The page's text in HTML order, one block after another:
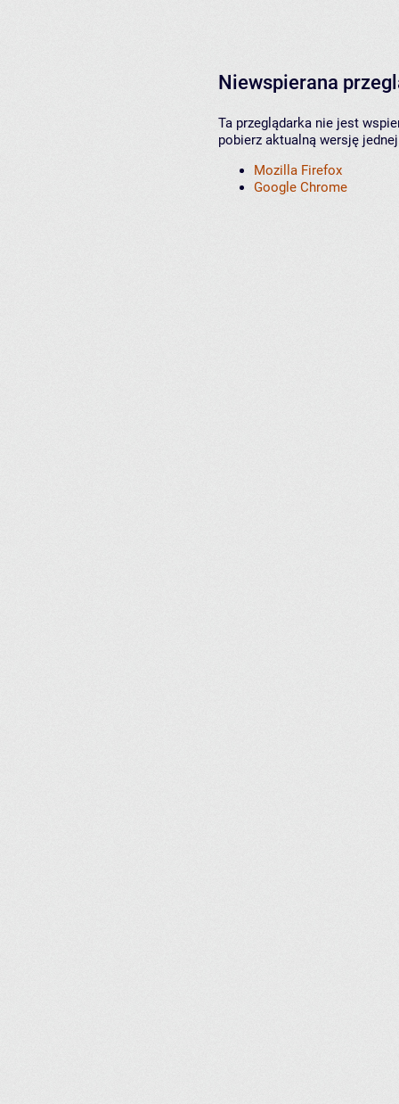
Niewspierana
Ta przeglądarka nie jest
pobierz aktualną wersję
Mozilla Firefox
Google Chrome